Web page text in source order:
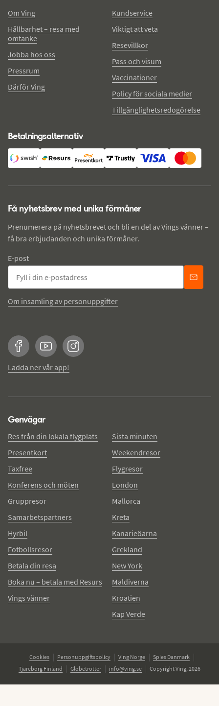
Om Ving
Hållbarhet – resa med
omtanke
Jobba hos oss
Pressrum
Därför Ving
Kundservice
Viktigt att veta
Resevillkor
Pass och visum
Vaccinationer
Policy för sociala medier
Tillgänglighetsredogörelse
Betalningsalternativ
Få nyhetsbrev med unika förmåner
Prenumerera på nyhetsbrevet och bli en del av Vings vänner –
få bra erbjudanden och unika förmåner.
E-post
Om insamling av personuppgifter
FacebookYouTubeInstagram
Ladda ner vår app!
Genvägar
Res från din lokala flygplats
Presentkort
Taxfree
Konferens och möten
Gruppresor
Samarbetspartners
Hyrbil
Fotbollsresor
Betala din resa
Boka nu – betala med Resurs
Vings vänner
Sista minuten
Weekendresor
Flygresor
London
Mallorca
Kreta
Kanarieöarna
Grekland
New York
Maldiverna
Kroatien
Kap Verde
Cookies Personuppgiftspolicy Ving Norge
Spies Danmark
Tjäreborg Finland
Globetrotter info@ving.se Copyright Ving, 2026